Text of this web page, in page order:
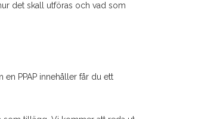
det skall utföras och vad som
PPAP innehåller får du ett